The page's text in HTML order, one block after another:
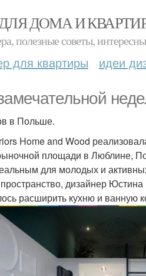
ДОМА И
полезные советы,
для квартиры идеи
в Польше.
Home and Wood
площади в Люблине,
для молодых и
дизайнер
расширить кухню и ванную